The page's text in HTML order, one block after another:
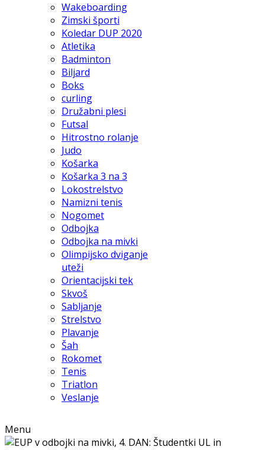
Wakeboarding
Zimski športi
Koledar DUP 2020
Atletika
Badminton
Biljard
Boks
curling
Družabni plesi
Futsal
Hitrostno rolanje
Judo
Košarka
Košarka 3 na 3
Lokostrelstvo
Namizni tenis
Nogomet
Odbojka
Odbojka na mivki
Olimpijsko dviganje
uteži
Orientacijski tek
Skvoš
Sabljanje
Strelstvo
Plavanje
Šah
Rokomet
Tenis
Triatlon
Veslanje
Menu